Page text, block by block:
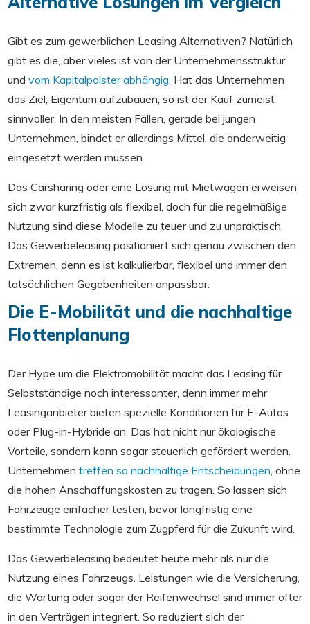
Gibt es zum gewerblichen Leasing Alternativen? Natürlich
gibt es die, aber vieles ist von der Unternehmensstruktur
und vom Kapitalpolster abhängig . Hat das Unternehmen
das Ziel, Eigentum aufzubauen, so ist der Kauf zumeist
sinnvoller. In den meisten Fällen, gerade bei jungen
Unternehmen, bindet er allerdings Mittel, die anderweitig
eingesetzt werden müssen.
Das Carsharing oder eine Lösung mit Mietwagen erweisen
sich zwar kurzfristig als flexibel, doch für die regelmäßige
Nutzung sind diese Modelle zu teuer und zu unpraktisch.
Das Gewerbeleasing positioniert sich genau zwischen den
Extremen, denn es ist kalkulierbar, flexibel und immer den
tatsächlichen Gegebenheiten anpassbar.
Die E-Mobilität und die nachhaltige
Flottenplanung
Der Hype um die Elektromobilität macht das Leasing für
Selbstständige noch interessanter, denn immer mehr
Leasinganbieter bieten spezielle Konditionen für E-Autos
oder Plug-in-Hybride an. Das hat nicht nur ökologische
Vorteile, sondern kann sogar steuerlich gefördert werden.
Unternehmen treffen so nachhaltige Entscheidungen , ohne
die hohen Anschaffungskosten zu tragen. So lassen sich
Fahrzeuge einfacher testen, bevor langfristig eine
bestimmte Technologie zum Zugpferd für die Zukunft wird.
Das Gewerbeleasing bedeutet heute mehr als nur die
Nutzung eines Fahrzeugs. Leistungen wie die Versicherung,
die Wartung oder sogar der Reifenwechsel sind immer öfter
in den Verträgen integriert. So reduziert sich der